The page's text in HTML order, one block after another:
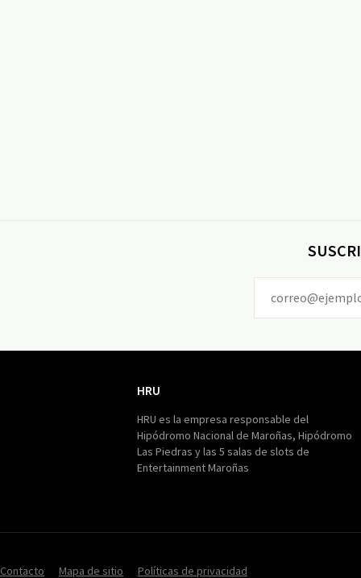
HRU
HRU es la empresa responsable del
Hipódromo Nacional de Maroñas, Hipódromo
Las Piedras y las 5 salas de slots de
Entertainment Maroñas
Contacto Mapa de sitio Políticas de privacidad